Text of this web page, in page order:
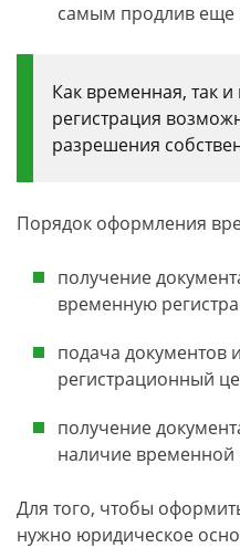
самым продлив еще
Как временная, так и
регистрация
разрешения
Порядок оформления
получение
временную
подача документов
регистрационный
получение
наличие временной
Для того, чтобы
нужно юридическое